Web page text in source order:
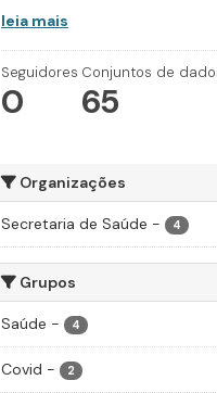
leia mais
Seguidores
0
Conjuntos de
65
Organizações
Secretaria de Saúde - 4
Grupos
Saúde - 4
Covid - 2